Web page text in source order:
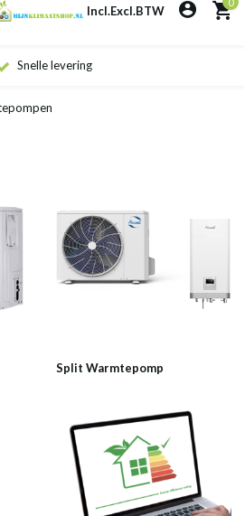
Incl.Excl.BTW
Snelle levering
Split Warmtepomp